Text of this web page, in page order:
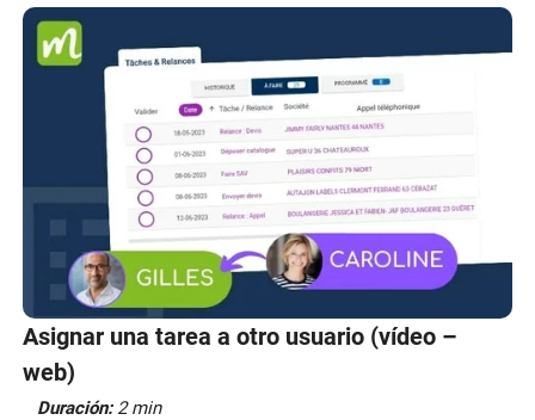
Asignar una tarea a otro usuario (vídeo –
web)
Duración: 2 min